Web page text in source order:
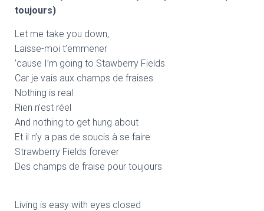
toujours)
Let me take you down,
Laisse-moi t’emmener
’cause I’m going to Stawberry Fields
Car je vais aux champs de fraises
Nothing is real
Rien n’est réel
And nothing to get hung about
Et il n’y a pas de soucis à se faire
Strawberry Fields forever
Des champs de fraise pour toujours
Living is easy with eyes closed